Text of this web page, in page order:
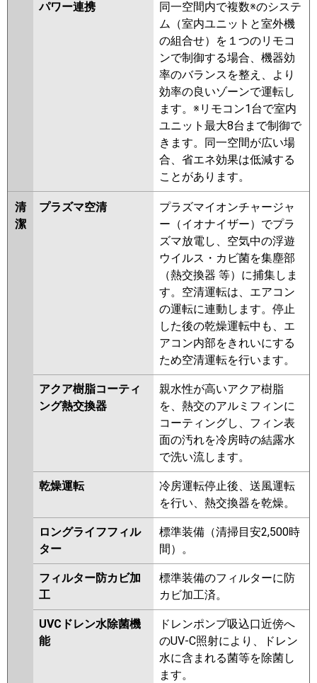
PLZ-ERMP112EEY PLZ-
ERMP112EY PLZ-ERMP112ELEY
PLZ-HRMP112EFGV PLZ-
HRMP112EFV PLZ-HRMP112EV
PLZ-ERMP112EEW PLZ-
ERMP112EW PLZ-ERMP112ELEW
PLZ-ERMP112EEV PLZ-
ERMP112EV PLZ-ERMP112ELEV
PLZ-ERMP112EER
PLZ-
ERMP112ER
PLZ-ERMP112ELER
日立 RCI-GP112RHN5 RCI-
GP112RSH11 RCI-GP112RHN4
RCI-GP112RSH9
RCI-GP112RHN3
RCI-GP112RSH8 RCI-GP112RHN2
RCI-GP112RSH7 RCI-GP112RHN1
RCI-GP112RSH6 RCI-GP112RSH5
RCI-GP112RHN RCI-GP112RSH4
RCI-AP112HN9 RCI-GP112RSH3
RCI-GP112RSH2
FDTV1126H6S-airf FDTV1126H6S
FDTV1126H6S-osj
FDTV1126H6S-rak
FDTK1125H5SA-osj
FDTK1125H5SA-rak
FDTK1125H5SA-airf
FDTK1125H5SA
FDTV1125HA5SA-osj
FDTV1125HA5SA-rak
FDTV1125HA5SA-airf
FDTV1125HA5SA
FDTK1125H5S
FDTK1125H5S-osj
FDTK1125H5S-rak
FDTK1125H5S-airf
FDTV1125HA5S-osj
FDTV1125HA5S-rak
FDTV1125HA5S-airf
FDTV1125HA5S-airflex
FDTV1125HA5S FDTV1125HA5S-
パワー連携
同一空間内で複数※のシステ
ム（室内ユニットと室外機
の組合せ）を１つのリモコ
ンで制御する場合、機器効
率のバランスを整え、より
効率の良いゾーンで運転し
ます。※リモコン1台で室内
ユニット最大8台まで制御で
きます。同一空間が広い場
合、省エネ効果は低減する
ことがあります。
清
潔
プラズマ空清
プラズマイオンチャージャ
ー（イオナイザー）でプラ
ズマ放電し、空気中の浮遊
ウイルス・カビ菌を集塵部
（熱交換器 等）に捕集しま
す。空清運転は、エアコン
の運転に連動します。停止
した後の乾燥運転中も、エ
アコン内部をきれいにする
ため空清運転を行います。
アクア樹脂コーティ
ング熱交換器
親水性が高いアクア樹脂
を、熱交のアルミフィンに
コーティングし、フィン表
面の汚れを冷房時の結露水
で洗い流します。
乾燥運転
冷房運転停止後、送風運転
を行い、熱交換器を乾燥。
ロングライフフィル
ター
標準装備（清掃目安2,500時
間）。
フィルター防カビ加
工
標準装備のフィルターに防
カビ加工済。
UVCドレン水除菌機
能
ドレンポンプ吸込口近傍へ
のUV-C照射により、ドレン
水に含まれる菌等を除菌し
ます。